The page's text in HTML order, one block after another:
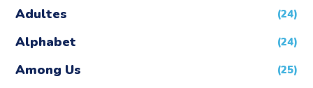
Adultes (24)
Alphabet (24)
Among Us (25)